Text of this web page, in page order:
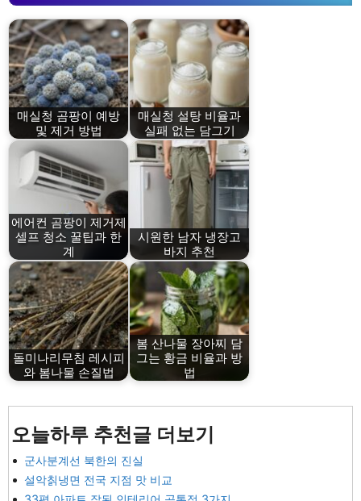
매실청 곰팡이 예방
및 제거 방법
매실청 설탕 비율과
실패 없는 담그기
에어컨 곰팡이 제거제
셀프 청소 꿀팁과 한
계
시원한 남자 냉장고
바지 추천
돌미나리무침 레시피
와 봄나물 손질법
봄 산나물 장아찌 담
그는 황금 비율과 방
법
오늘하루 추천글 더보기
군사분계선 북한의 진실
설악칡냉면 전국 지점 맛 비교